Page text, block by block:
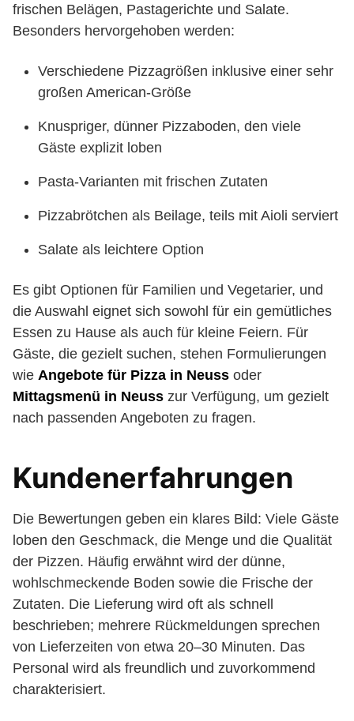
frischen Belägen, Pastagerichte und Salate.
Besonders hervorgehoben werden:
Verschiedene Pizzagrößen inklusive einer sehr
großen American-Größe
Knuspriger, dünner Pizzaboden, den viele
Gäste explizit loben
Pasta-Varianten mit frischen Zutaten
Pizzabrötchen als Beilage, teils mit Aioli serviert
Salate als leichtere Option
Es gibt Optionen für Familien und Vegetarier, und
die Auswahl eignet sich sowohl für ein gemütliches
Essen zu Hause als auch für kleine Feiern. Für
Gäste, die gezielt suchen, stehen Formulierungen
wie Angebote für Pizza in Neuss oder
Mittagsmenü in Neuss zur Verfügung, um gezielt
nach passenden Angeboten zu fragen.
Kundenerfahrungen
Die Bewertungen geben ein klares Bild: Viele Gäste
loben den Geschmack, die Menge und die Qualität
der Pizzen. Häufig erwähnt wird der dünne,
wohlschmeckende Boden sowie die Frische der
Zutaten. Die Lieferung wird oft als schnell
beschrieben; mehrere Rückmeldungen sprechen
von Lieferzeiten von etwa 20–30 Minuten. Das
Personal wird als freundlich und zuvorkommend
charakterisiert.